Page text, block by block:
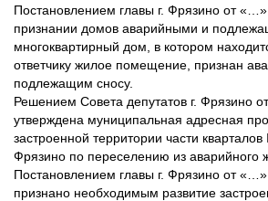
Постановлением главы г. Фрязино от
признании домов аварийными и
многоквартирный дом, в котором
ответчику жилое помещение, признан
подлежащим сносу.
Решением Совета депутатов г.
утверждена муниципальная адресная
застроенной территории части
Фрязино по переселению из аварийного
Постановлением главы г. Фрязино от
признано необходимым развитие